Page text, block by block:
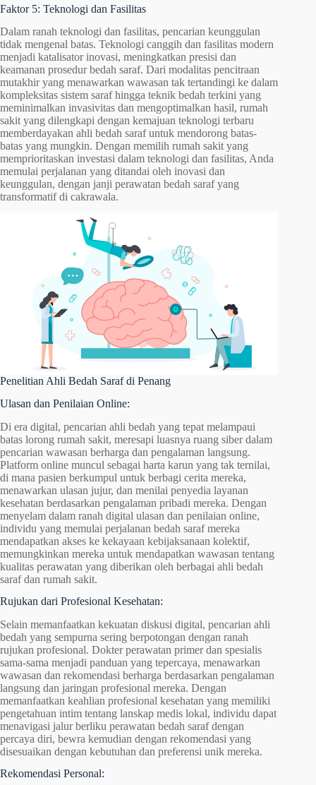
Faktor 5: Teknologi dan Fasilitas
Dalam ranah teknologi dan fasilitas, pencarian keunggulan
tidak mengenal batas. Teknologi canggih dan fasilitas modern
menjadi katalisator inovasi, meningkatkan presisi dan
keamanan prosedur bedah saraf. Dari modalitas pencitraan
mutakhir yang menawarkan wawasan tak tertandingi ke dalam
kompleksitas sistem saraf hingga teknik bedah terkini yang
meminimalkan invasivitas dan mengoptimalkan hasil, rumah
sakit yang dilengkapi dengan kemajuan teknologi terbaru
memberdayakan ahli bedah saraf untuk mendorong batas-
batas yang mungkin. Dengan memilih rumah sakit yang
memprioritaskan investasi dalam teknologi dan fasilitas, Anda
memulai perjalanan yang ditandai oleh inovasi dan
keunggulan, dengan janji perawatan bedah saraf yang
transformatif di cakrawala.
Penelitian Ahli Bedah Saraf di Penang
Ulasan dan Penilaian Online:
Di era digital, pencarian ahli bedah yang tepat melampaui
batas lorong rumah sakit, meresapi luasnya ruang siber dalam
pencarian wawasan berharga dan pengalaman langsung.
Platform online muncul sebagai harta karun yang tak ternilai,
di mana pasien berkumpul untuk berbagi cerita mereka,
menawarkan ulasan jujur, dan menilai penyedia layanan
kesehatan berdasarkan pengalaman pribadi mereka. Dengan
menyelam dalam ranah digital ulasan dan penilaian online,
individu yang memulai perjalanan bedah saraf mereka
mendapatkan akses ke kekayaan kebijaksanaan kolektif,
memungkinkan mereka untuk mendapatkan wawasan tentang
kualitas perawatan yang diberikan oleh berbagai ahli bedah
saraf dan rumah sakit.
Rujukan dari Profesional Kesehatan:
Selain memanfaatkan kekuatan diskusi digital, pencarian ahli
bedah yang sempurna sering berpotongan dengan ranah
rujukan profesional. Dokter perawatan primer dan spesialis
sama-sama menjadi panduan yang tepercaya, menawarkan
wawasan dan rekomendasi berharga berdasarkan pengalaman
langsung dan jaringan profesional mereka. Dengan
memanfaatkan keahlian profesional kesehatan yang memiliki
pengetahuan intim tentang lanskap medis lokal, individu dapat
menavigasi jalur berliku perawatan bedah saraf dengan
percaya diri, bewra kemudian dengan rekomendasi yang
disesuaikan dengan kebutuhan dan preferensi unik mereka.
Rekomendasi Personal: